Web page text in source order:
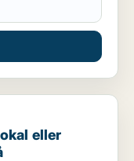
garage för uthyrning i
eller